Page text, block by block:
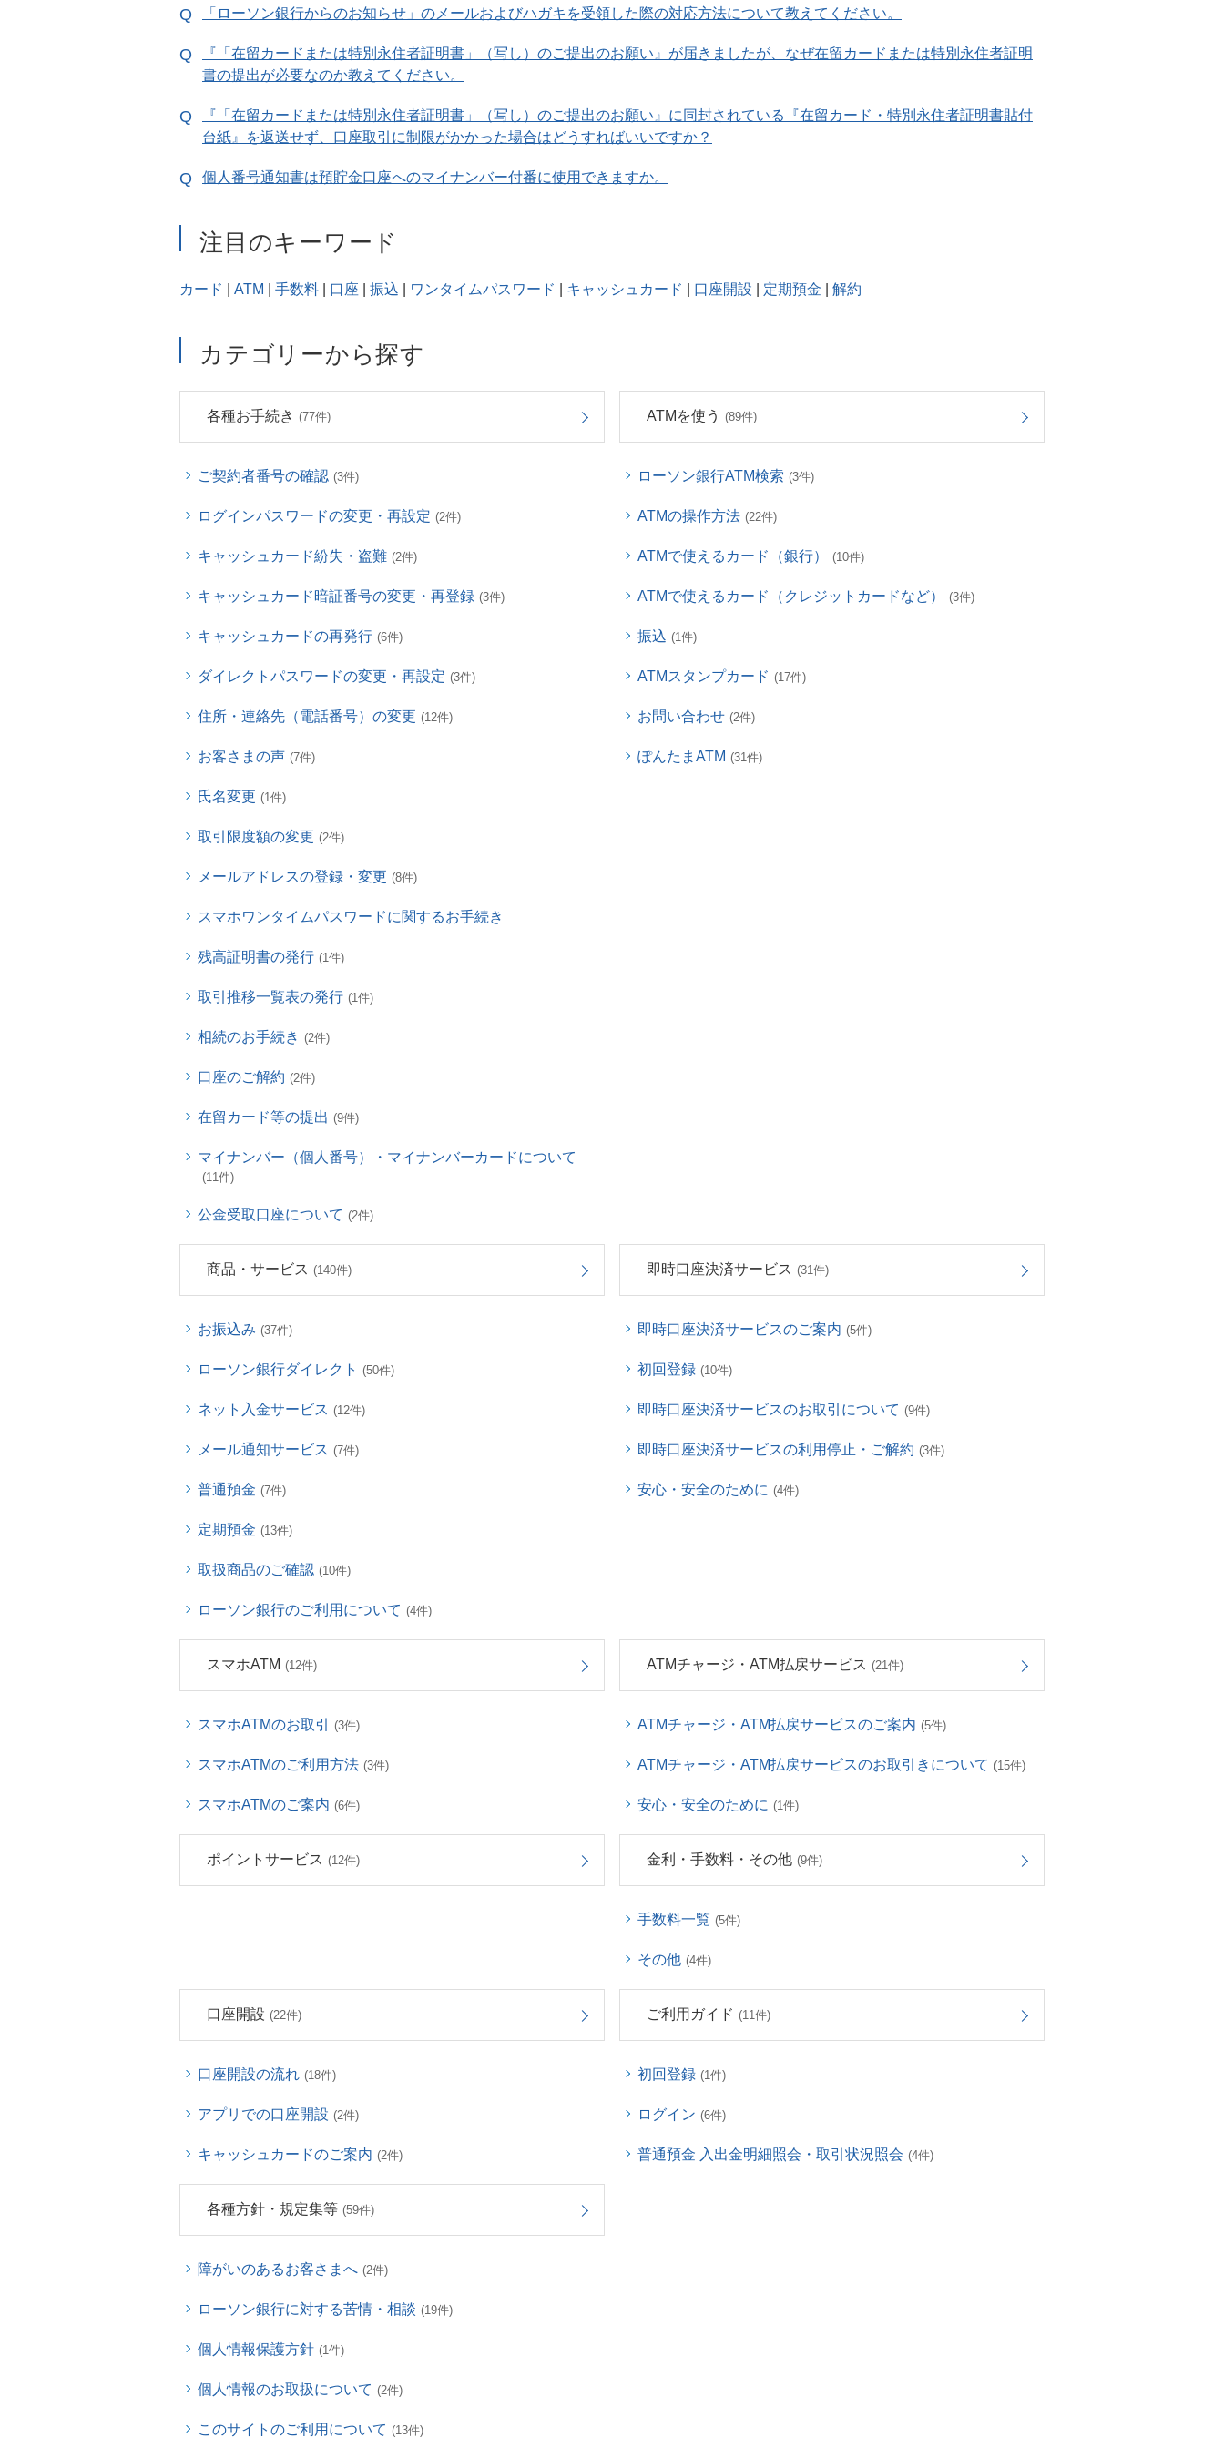
「ローソン銀行からのお知らせ」のメールおよびハガキを受領した際の対応方法について教えてください。
『「在留カードまたは特別永住者証明書」（写し）のご提出のお願い』が届きましたが、なぜ在留カードまたは特別永住者証明
書の提出が必要なのか教えてください。
『「在留カードまたは特別永住者証明書」（写し）のご提出のお願い』に同封されている『在留カード・特別永住者証明書貼付
台紙』を返送せず、口座取引に制限がかかった場合はどうすればいいですか？
個人番号通知書は預貯金口座へのマイナンバー付番に使用できますか。
注目のキーワード
カード ATM 手数料 口座 振込 ワンタイムパスワード キャッシュカード 口座開設 定期預金 解約
カテゴリーから探す
各種お手続き (77件)
ご契約者番号の確認 (3件)
ログインパスワードの変更・再設定 (2件)
キャッシュカード紛失・盗難 (2件)
キャッシュカード暗証番号の変更・再登録 (3件)
キャッシュカードの再発行 (6件)
ダイレクトパスワードの変更・再設定 (3件)
住所・連絡先（電話番号）の変更 (12件)
お客さまの声 (7件)
氏名変更 (1件)
取引限度額の変更 (2件)
メールアドレスの登録・変更 (8件)
スマホワンタイムパスワードに関するお手続き
残高証明書の発行 (1件)
取引推移一覧表の発行 (1件)
相続のお手続き (2件)
口座のご解約 (2件)
在留カード等の提出 (9件)
マイナンバー（個人番号）・マイナンバーカードについて
(11件)
公金受取口座について (2件)
ATMを使う (89件)
ローソン銀行ATM検索 (3件)
ATMの操作方法 (22件)
ATMで使えるカード（銀行） (10件)
ATMで使えるカード（クレジットカードなど） (3件)
振込 (1件)
ATMスタンプカード (17件)
お問い合わせ (2件)
ぽんたまATM (31件)
商品・サービス (140件)
お振込み (37件)
ローソン銀行ダイレクト (50件)
ネット入金サービス (12件)
メール通知サービス (7件)
普通預金 (7件)
定期預金 (13件)
取扱商品のご確認 (10件)
ローソン銀行のご利用について (4件)
即時口座決済サービス (31件)
即時口座決済サービスのご案内 (5件)
初回登録 (10件)
即時口座決済サービスのお取引について (9件)
即時口座決済サービスの利用停止・ご解約 (3件)
安心・安全のために (4件)
スマホATM (12件)
スマホATMのお取引 (3件)
スマホATMのご利用方法 (3件)
スマホATMのご案内 (6件)
ATMチャージ・ATM払戻サービス (21件)
ATMチャージ・ATM払戻サービスのご案内 (5件)
ATMチャージ・ATM払戻サービスのお取引きについて (15件)
安心・安全のために (1件)
ポイントサービス (12件) 金利・手数料・その他 (9件)
手数料一覧 (5件)
その他 (4件)
口座開設 (22件)
口座開設の流れ (18件)
アプリでの口座開設 (2件)
キャッシュカードのご案内 (2件)
ご利用ガイド (11件)
初回登録 (1件)
ログイン (6件)
普通預金 入出金明細照会・取引状況照会 (4件)
各種方針・規定集等 (59件)
障がいのあるお客さまへ (2件)
ローソン銀行に対する苦情・相談 (19件)
個人情報保護方針 (1件)
個人情報のお取扱について (2件)
このサイトのご利用について (13件)